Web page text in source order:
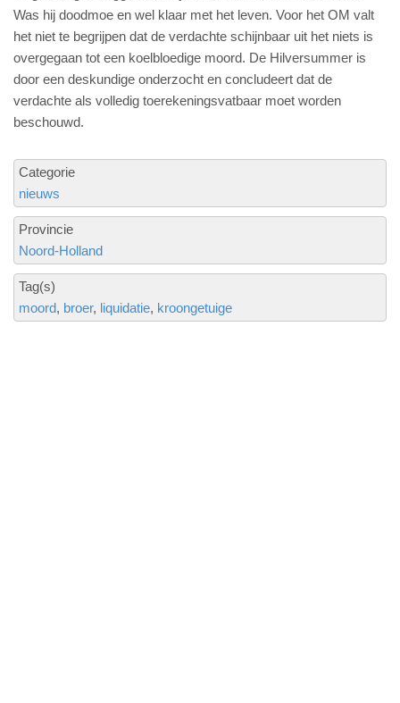
Was hij doodmoe en wel klaar met het leven. Voor het OM valt
het niet te begrijpen dat de verdachte schijnbaar uit het niets is
overgegaan tot een koelbloedige moord. De Hilversummer is
door een deskundige onderzocht en concludeert dat de
verdachte als volledig toerekeningsvatbaar moet worden
beschouwd.
Categorie
nieuws
Provincie
Noord-Holland
Tag(s)
moord broer liquidatie kroongetuige